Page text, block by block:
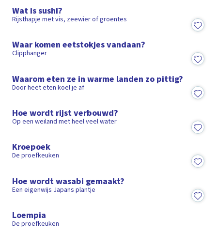
Wat is sushi?
Rijsthapje met vis, zeewier of groentes
Waar komen eetstokjes vandaan?
Clipphanger
Waarom eten ze in warme landen zo pittig?
Door heet eten koel je af
Hoe wordt rijst verbouwd?
Op een weiland met heel veel water
Kroepoek
De proefkeuken
Hoe wordt wasabi gemaakt?
Een eigenwijs Japans plantje
Loempia
De proefkeuken